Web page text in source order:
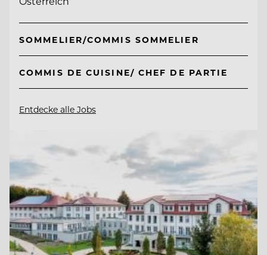
SOMMELIER/COMMIS SOMMELIER
COMMIS DE CUISINE/ CHEF DE PARTIE
Entdecke alle Jobs